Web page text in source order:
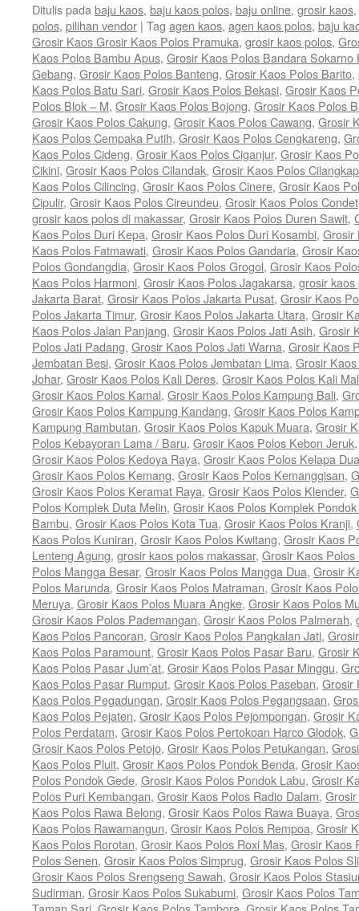
Ditulis padabaju kaos, baju kaos polos, baju online, grosir kaos,
polos, pilihan vendor | Tag agen kaos, agen kaos polos, baju
Grosir Kaos Grosir Kaos Polos Pramuka, grosir kaos polos,
Kaos Polos Bambu Apus, Grosir Kaos Polos Bandara Sokarno
Gebang, Grosir Kaos Polos Banteng, Grosir Kaos Polos Barito,
Kaos Polos Batu Sari, Grosir Kaos Polos Bekasi, Grosir Kaos
Polos Blok – M, Grosir Kaos Polos Bojong, Grosir Kaos Polos
Grosir Kaos Polos Cakung, Grosir Kaos Polos Cawang, Grosir
Kaos Polos Cempaka Putih, Grosir Kaos Polos Cengkareng,
Kaos Polos Cideng, Grosir Kaos Polos Ciganjur, Grosir Kaos
Cikini, Grosir Kaos Polos Cilandak, Grosir Kaos Polos Cilangkap
Kaos Polos Cilincing, Grosir Kaos Polos Cinere, Grosir Kaos
Cipulir, Grosir Kaos Polos Cireundeu, Grosir Kaos Polos Condet
grosir kaos polos di makassar, Grosir Kaos Polos Duren Sawit,
Kaos Polos Duri Kepa, Grosir Kaos Polos Duri Kosambi, Grosir
Kaos Polos Fatmawati, Grosir Kaos Polos Gandaria, Grosir
Polos Gondangdia, Grosir Kaos Polos Grogol, Grosir Kaos
Kaos Polos Harmoni, Grosir Kaos Polos Jagakarsa, grosir kaos
Jakarta Barat, Grosir Kaos Polos Jakarta Pusat, Grosir Kaos
Polos Jakarta Timur, Grosir Kaos Polos Jakarta Utara, Grosir
Kaos Polos Jalan Panjang, Grosir Kaos Polos Jati Asih, Grosir
Polos Jati Padang, Grosir Kaos Polos Jati Warna, Grosir Kaos
Jembatan Besi, Grosir Kaos Polos Jembatan Lima, Grosir
Johar, Grosir Kaos Polos Kali Deres, Grosir Kaos Polos Kali
Grosir Kaos Polos Kamal, Grosir Kaos Polos Kampung Bali,
Grosir Kaos Polos Kampung Kandang, Grosir Kaos Polos
Kampung Rambutan, Grosir Kaos Polos Kapuk Muara, Grosir
Polos Kebayoran Lama / Baru, Grosir Kaos Polos Kebon Jeruk
Grosir Kaos Polos Kedoya Raya, Grosir Kaos Polos Kelapa Dua
Grosir Kaos Polos Kemang, Grosir Kaos Polos Kemanggisan,
Grosir Kaos Polos Keramat Raya, Grosir Kaos Polos Klender,
Polos Komplek Duta Melin, Grosir Kaos Polos Komplek
Bambu, Grosir Kaos Polos Kota Tua, Grosir Kaos Polos Kranji,
Kaos Polos Kuniran, Grosir Kaos Polos Kwitang, Grosir Kaos
Lenteng Agung, grosir kaos polos makassar, Grosir Kaos
Polos Mangga Besar, Grosir Kaos Polos Mangga Dua, Grosir
Polos Marunda, Grosir Kaos Polos Matraman, Grosir Kaos
Meruya, Grosir Kaos Polos Muara Angke, Grosir Kaos Polos
Grosir Kaos Polos Pademangan, Grosir Kaos Polos Palmerah,
Kaos Polos Pancoran, Grosir Kaos Polos Pangkalan Jati,
Kaos Polos Paramount, Grosir Kaos Polos Pasar Baru, Grosir
Kaos Polos Pasar Jum’at, Grosir Kaos Polos Pasar Minggu,
Kaos Polos Pasar Rumput, Grosir Kaos Polos Paseban, Grosir
Kaos Polos Pegadungan, Grosir Kaos Polos Pegangsaan,
Kaos Polos Pejaten, Grosir Kaos Polos Pejompongan, Grosir
Polos Perdatam, Grosir Kaos Polos Pertokoan Harco Glodok,
Grosir Kaos Polos Petojo, Grosir Kaos Polos Petukangan,
Kaos Polos Pluit, Grosir Kaos Polos Pondok Benda, Grosir
Polos Pondok Gede, Grosir Kaos Polos Pondok Labu, Grosir
Polos Puri Kembangan, Grosir Kaos Polos Radio Dalam,
Kaos Polos Rawa Belong, Grosir Kaos Polos Rawa Buaya,
Kaos Polos Rawamangun, Grosir Kaos Polos Rempoa, Grosir
Kaos Polos Rorotan, Grosir Kaos Polos Roxi Mas, Grosir Kaos
Polos Senen, Grosir Kaos Polos Simprug, Grosir Kaos Polos
Grosir Kaos Polos Srengseng Sawah, Grosir Kaos Polos
Sudirman, Grosir Kaos Polos Sukabumi, Grosir Kaos Polos